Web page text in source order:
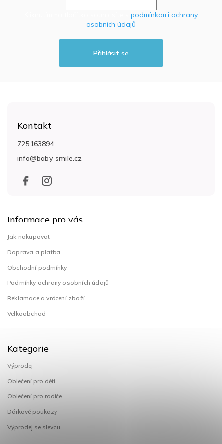
podmínkami ochrany
osobních údajů
Přihlásit se
Kontakt
info@baby-smile.cz
725163894
Informace pro vás
Jak nakupovat
Doprava a platba
Obchodní podmínky
Podmínky ochrany osobních údajů
Reklamace a vrácení zboží
Velkoobchod
Kategorie
Výprodej
Oblečení pro děti
Oblečení pro rodiče
Dárkové poukazy
Výprodej se slevou